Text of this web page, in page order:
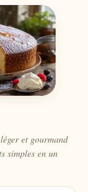
et gourmand
simples en un